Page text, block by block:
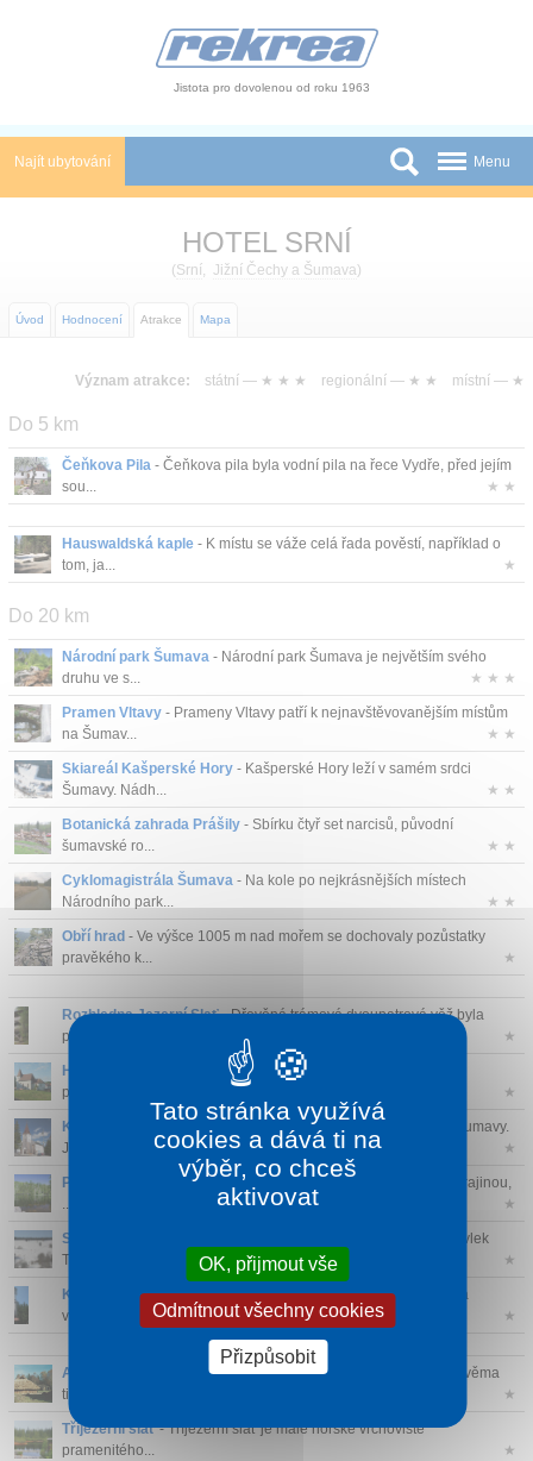
Jistota pro dovolenou od roku 1963
Najít ubytování
Autobusové zájezdy
Atrakce
O nás
Kontakt
Menu
HOTEL SRNÍ
(Srní, Jižní Čechy a Šumava)
Úvod Hodnocení Atrakce Mapa
Význam atrakce: státní — ★ ★ ★ regionální — ★ ★ místní — ★
Do 5 km
Čeňkova Pila - Čeňkova pila byla vodní pila na řece Vydře, před jejím
sou...
★ ★
Hauswaldská kaple - K místu se váže celá řada pověstí, například o
tom, ja...
★
Do 20 km
Národní park Šumava - Národní park Šumava je největším svého
druhu ve s...
★ ★ ★
Pramen Vltavy - Prameny Vltavy patří k nejnavštěvovanějším místům
na Šumav...
★ ★
Skiareál Kašperské Hory - Kašperské Hory leží v samém srdci
Šumavy. Nádh...
★ ★
Botanická zahrada Prášily - Sbírku čtyř set narcisů, původní
šumavské ro...
★ ★
Cyklomagistrála Šumava - Na kole po nejkrásnějších místech
Národního park...
★ ★
Obří hrad - Ve výšce 1005 m nad mořem se dochovaly pozůstatky
pravěkého k...
★
Rozhledna Jezerní Slať- Dřevěná trámová dvoupatrová věž byla
postavena ...
★
Hartmanice
- Hartmanice jsou pravděpodobně nejstarší obcí
pomezního hvozdu...
★
Kvilda
- Kvilda patří mezi nejvýznamnější turistická střediska Šumavy.
Je ...
★
Prášilské jezero
- Oblast Prášilského jezera byla v minulosti krajinou,
...
★
Ski areál Nové Hutě
- V areálu Nové Hutě naleznete lyžařský vlek
Tatrap...
★
Klostermannova rozhledna- Tato kamenná rozhledna byla na
vrcholu Javorník...
★
Archeopark Prášily
- Chcete vědět, jak se žilo v Česku před dvěma
tisíci ...
★
Tříjezerní slať- Tříjezerní slať je malé horské vrchoviště
pramenitého...
★
Tato stránka využívá
cookies a dává ti na
výběr, co chceš
aktivovat
OK, přijmout vše
Odmítnout všechny cookies
Přizpůsobit